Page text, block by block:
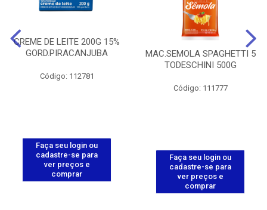
CREME DE LEITE 200G 15%
GORD.PIRACANJUBA
Código: 112781
Faça seu login ou
cadastre-se para
ver preços e
comprar
MAC.SEMOLA SPAGHETTI 5
TODESCHINI 500G
Código: 111777
Faça seu login ou
cadastre-se para
ver preços e
comprar